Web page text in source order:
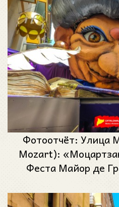
Фотоотчёт: Улица
Mozart):
Феста Майор де